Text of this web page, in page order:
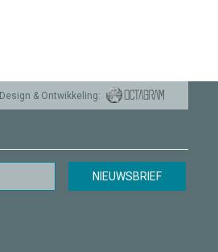
Design & Ontwikkeling: